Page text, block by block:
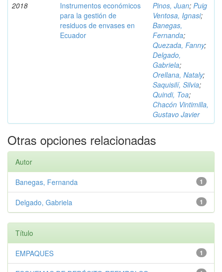
2018
Instrumentos económicos
para la gestión de
residuos de envases en
Ecuador
Pinos, Juan; Puig
Ventosa, Ignasi;
Banegas,
Fernanda;
Quezada, Fanny;
Delgado,
Gabriela;
Orellana, Nataly;
Saquisilí, Silvia;
Quindi, Toa;
Chacón Vintimilla,
Gustavo Javier
Otras opciones relacionadas
Autor
1
Banegas, Fernanda
1
Delgado, Gabriela
Título
1
EMPAQUES